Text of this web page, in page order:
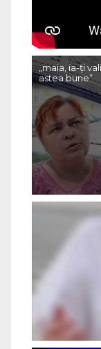
„maia, ia-ți
astea bune”